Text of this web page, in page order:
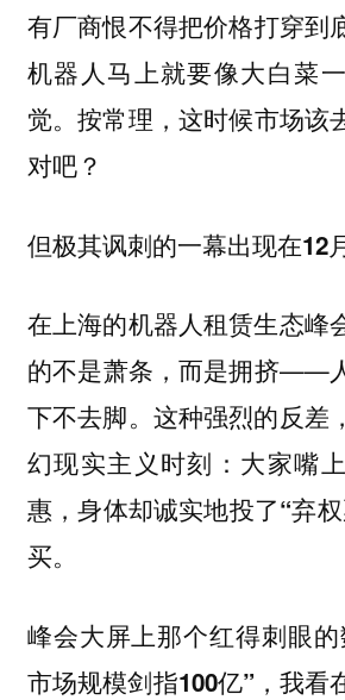
有厂商恨不得把价格打穿到
机器人马上就要像大白菜
觉。按常理，这时候市场该
对吧？
但极其讽刺的一幕出现在12
在上海的机器人租赁生态峰
的不是萧条，而是拥挤——
下不去脚。这种强烈的反差
幻现实主义时刻： 大家嘴
惠，身体却诚实地投了“弃
买。
峰会大屏上那个红得刺眼
市场规模剑指100亿”，我看